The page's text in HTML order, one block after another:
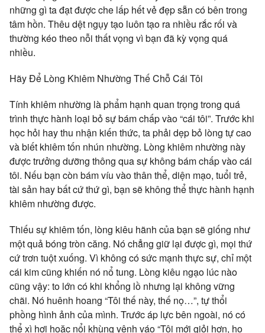
những gì ta đạt được che lấp hết vẻ đẹp sẵn có bên trong
tâm hồn. Thêu dệt ngụy tạo luôn tạo ra nhiều rắc rối và
thường kéo theo nỗi thất vọng vì bạn đã kỳ vọng quá
nhiều.
Hãy Để Lòng Khiêm Nhường Thế Chỗ Cái Tôi
Tính khiêm nhường là phẩm hạnh quan trọng trong quá
trình thực hành loại bỏ sự bám chấp vào “cái tôi”. Trước khi
học hỏi hay thu nhận kiến thức, ta phải dẹp bỏ lòng tự cao
và biết khiêm tốn nhún nhường. Lòng khiêm nhường này
được trưởng dưỡng thông qua sự không bám chấp vào cái
tôi. Nếu bạn còn bám víu vào thân thể, diện mạo, tuổi trẻ,
tài sản hay bất cứ thứ gì, bạn sẽ không thể thực hành hạnh
khiêm nhường được.
Thiếu sự khiêm tốn, lòng kiêu hãnh của bạn sẽ giống như
một quả bóng tròn căng. Nó chẳng giữ lại được gì, mọi thứ
cứ trơn tuột xuống. Vì không có sức mạnh thực sự, chỉ một
cái kim cũng khiến nó nổ tung. Lòng kiêu ngạo lúc nào
cũng vậy: to lớn có khi khổng lồ nhưng lại không vững
chãi. Nó huênh hoang “Tôi thế này, thế nọ…”, tự thổi
phồng hình ảnh của mình. Trước áp lực bên ngoài, nó có
thể xì hơi hoặc nổi khùng vênh váo “Tôi mới giỏi hơn, họ